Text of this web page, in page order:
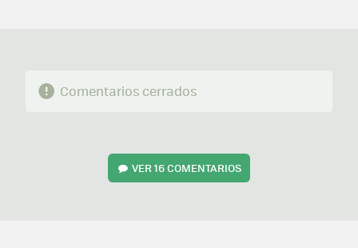
Comentarios cerrados
VER16 COMENTARIOS